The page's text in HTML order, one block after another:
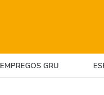
EMPREGOS GRU